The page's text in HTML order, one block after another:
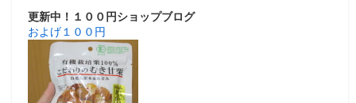
ー
シ
更新中！１００円ショップブログ
およげ１００円